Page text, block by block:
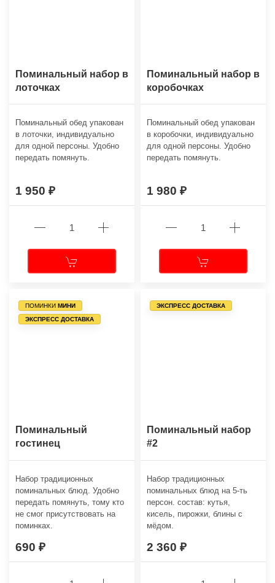
Поминальный набор в
лоточках
Поминальный обед упакован
в лоточки, индивидуально
для одной персоны. Удобно
передать помянуть.
1 950
Поминальный набор в
коробочках
Поминальный обед упакован
в коробочки, индивидуально
для одной персоны. Удобно
передать помянуть.
1 980
ПОМИНКИ МИНИ
ЭКСПРЕСС ДОСТАВКА
Поминальный
гостинец
Набор традиционных
поминальных блюд. Удобно
передать помянуть, тому кто
не смог присутствовать на
поминках.
690
ЭКСПРЕСС ДОСТАВКА
Поминальный набор
#2
Набор традиционных
поминальных блюд на 5-ть
персон. состав: кутья,
кисель, пирожки, блины с
мёдом.
2 360